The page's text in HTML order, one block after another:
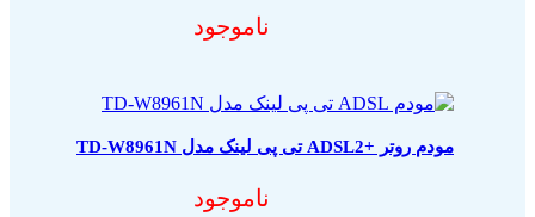
ناموجود
مودم روتر +ADSL2 تی پی لینک مدل TD-W8961N
ناموجود